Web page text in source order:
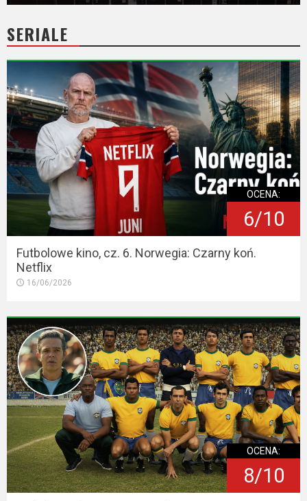
SERIALE
OCENA:
6/10
Futbolowe kino, cz. 6. Norwegia: Czarny koń.
Netflix
16/06/2026
OCENA:
8/10